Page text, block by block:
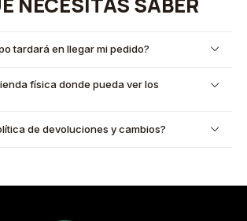
tardará en llegar mi pedido?
física donde pueda ver los
de devoluciones y cambios?